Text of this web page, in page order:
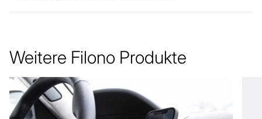
Weitere Filono Produkte